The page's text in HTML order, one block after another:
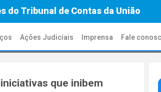
do Tribunal de Contas da União
Ações Judiciais Imprensa Fale
que inibem